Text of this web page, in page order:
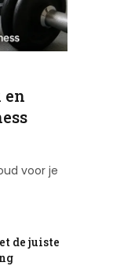
en
voor je
de juiste